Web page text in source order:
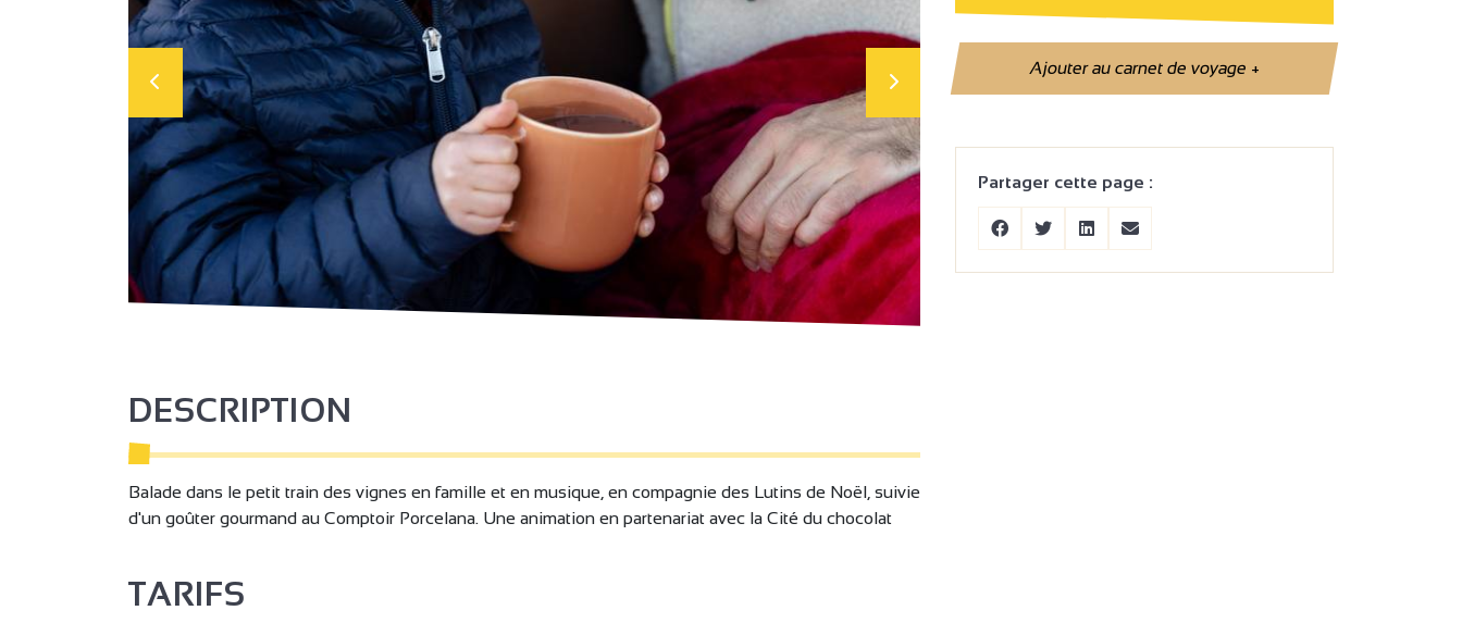
Ajouter au carnet de voyage+
Partager cette page :
DESCRIPTION
Balade dans le petit train des vignes en famille et en musique, en compagnie des Lutins de Noël, suivie
d'un goûter gourmand au Comptoir Porcelana. Une animation en partenariat avec la Cité du chocolat
TARIFS